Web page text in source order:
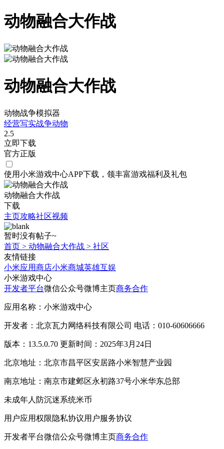
动物融合大作战
动物融合大作战
动物战争模拟器
经营写实战争动物
2.5
立即下载
官方正版
使用小米游戏中心APP下载 ，领丰富游戏福利 及礼包
动物融合大作战
下载
主页攻略社区视频
暂时没有帖子~
首页 > 动物融合大作战 > 社区
友情链接
小米应用商店小米商城英雄互娱
小米游戏中心
开发者平台微信公众号微博主页商务合作
应用名称：小米游戏中心
开发者：北京瓦力网络科技有限公司 电话：010-60606666
版本：13.5.0.70 更新时间：2025年3月24日
北京地址：北京市昌平区安居路小米智慧产业园
南京地址：南京市建邺区永初路37号小米华东总部
未成年人防沉迷系统米币
用户应用权限隐私协议用户服务协议
开发者平台微信公众号微博主页商务合作